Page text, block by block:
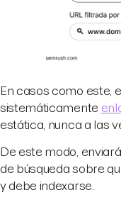
En casos como este,
sistemáticamente
estática, nunca a las
De este modo,
de búsqueda sobre
y debe indexarse.